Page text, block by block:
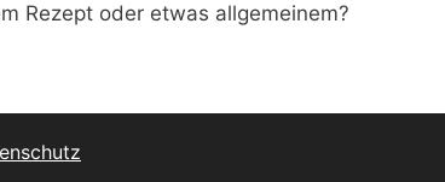
Rezept oder etwas allgemeinem?